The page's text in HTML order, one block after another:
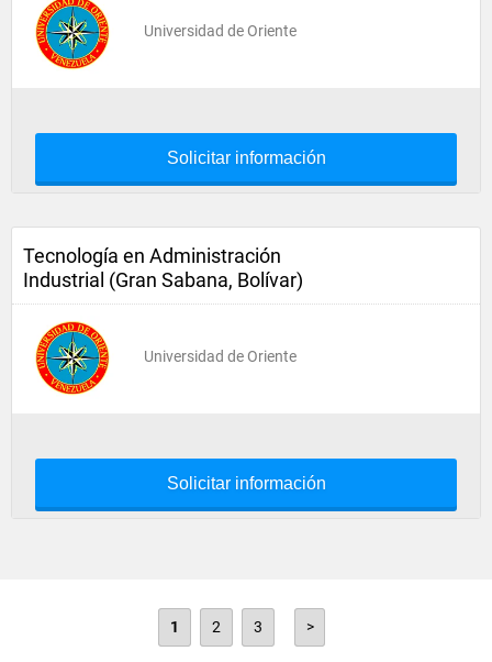
Universidad de Oriente
Solicitar información
Tecnología en Administración
Industrial (Gran Sabana, Bolívar)
Universidad de Oriente
Solicitar información
1 2 3 >